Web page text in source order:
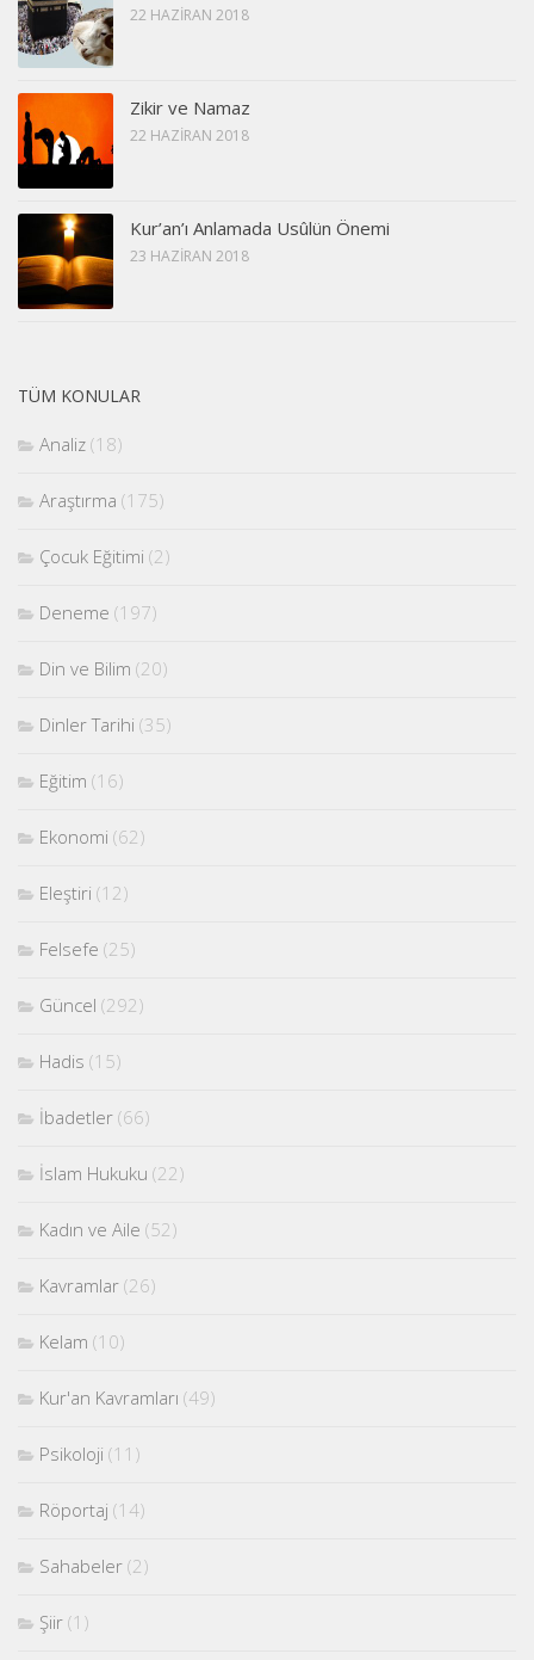
22 HAZIRAN 2018
Zikir ve Namaz
22 HAZIRAN 2018
Kur’an’ı Anlamada Usûlün Önemi
23 HAZIRAN 2018
TÜM KONULAR
Analiz (18)
Araştırma (175)
Çocuk Eğitimi (2)
Deneme (197)
Din ve Bilim (20)
Dinler Tarihi (35)
Eğitim (16)
Ekonomi (62)
Eleştiri (12)
Felsefe (25)
Güncel (292)
Hadis (15)
İbadetler (66)
İslam Hukuku (22)
Kadın ve Aile (52)
Kavramlar (26)
Kelam (10)
Kur'an Kavramları (49)
Psikoloji (11)
Röportaj (14)
Sahabeler (2)
Şiir (1)